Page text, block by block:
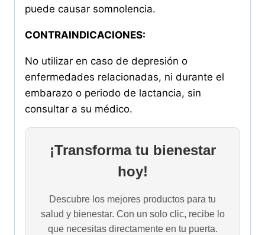
puede causar somnolencia.
CONTRAINDICACIONES:
No utilizar en caso de depresión o
enfermedades relacionadas, ni durante el
embarazo o periodo de lactancia, sin
consultar a su médico.
¡Transforma tu bienestar
hoy!
Descubre los mejores productos para tu
salud y bienestar. Con un solo clic, recibe lo
que necesitas directamente en tu puerta.